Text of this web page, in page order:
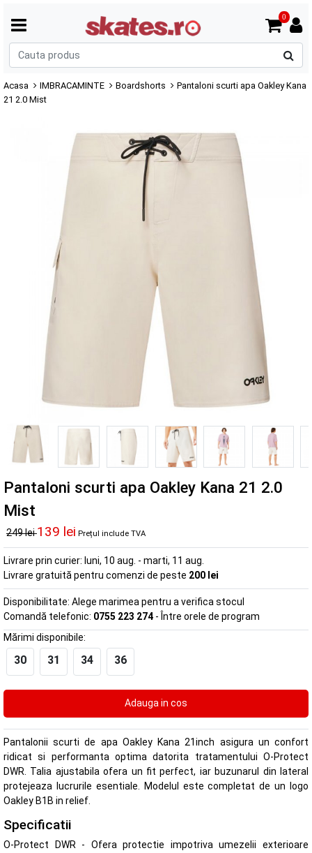
0
Acasa IMBRACAMINTE Boardshorts
Pantaloni scurti apa Oakley Kana
21 2.0 Mist
Pantaloni scurti apa Oakley Kana 21 2.0
Mist
249 lei139 lei Prețul include TVA
Livrare prin curier: luni, 10 aug. - marti, 11 aug.
Livrare gratuită pentru comenzi de peste 200 lei
Disponibilitate: Alege marimea pentru a verifica stocul
Comandă telefonic: 0755 223 274 - Între orele de program
Mărimi disponibile:
30 31 34 36
Pantalonii scurti de apa Oakley Kana 21inch asigura un confort
ridicat si performanta optima datorita tratamentului O-Protect
DWR. Talia ajustabila ofera un fit perfect, iar buzunarul din lateral
protejeaza lucrurile esentiale. Modelul este completat de un logo
Oakley B1B in relief.
Specificatii
O-Protect DWR - Ofera protectie impotriva umezelii exterioare